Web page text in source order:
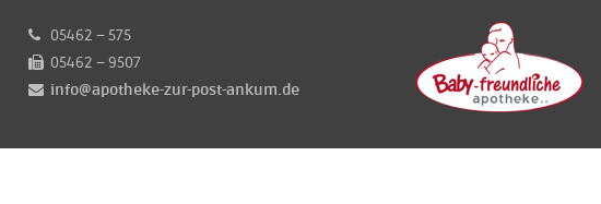
05462 – 575
05462 – 9507
info@apotheke-zur-post-ankum.de